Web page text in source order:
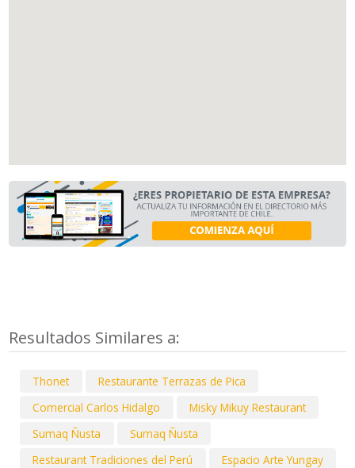
Resultados Similares a:
Thonet
Restaurante Terrazas de Pica
Comercial Carlos Hidalgo
Misky Mikuy Restaurant
Sumaq Ñusta
Sumaq Ñusta
Restaurant Tradiciones del Perú
Espacio Arte Yungay